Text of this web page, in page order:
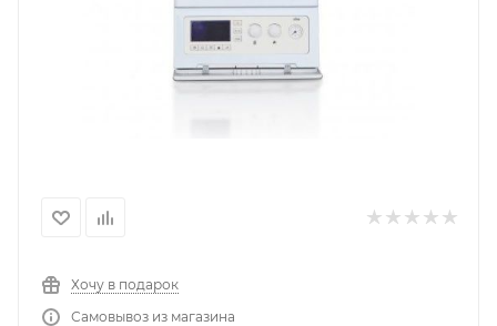
Хочу в подарок
Самовывоз из магазина